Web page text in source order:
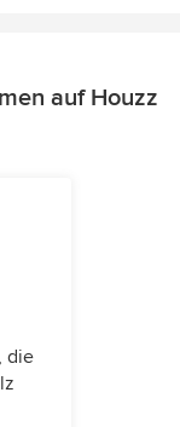
auf Houzz
die